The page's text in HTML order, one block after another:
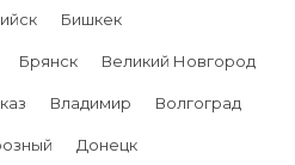
Бишкек
Брянск Великий Новгород
Владимир Волгоград
Донецк